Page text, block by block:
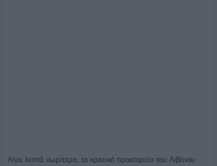
Λίγα λεπτά νωρίτερα, το κρατικό πρακτορείο του Λιβάνου